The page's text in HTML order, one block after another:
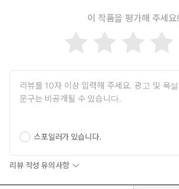
이 작품을 평가해 주세요!
스포일러가 있습니다.
리뷰 작성 유의사항